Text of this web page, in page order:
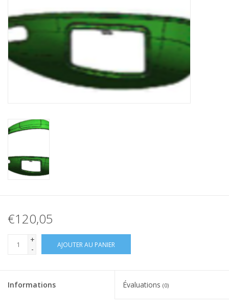
€120,05
+
-
AJOUTER AU PANIER
Informations Évaluations (0)